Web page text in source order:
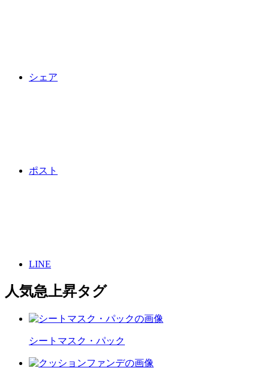
シェア
ポスト
LINE
人気急上昇タグ
シートマスク・パック